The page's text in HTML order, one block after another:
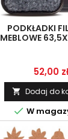
PODKŁADKI
MEBLOWE
Cena
52,00
 Dodaj do
 W